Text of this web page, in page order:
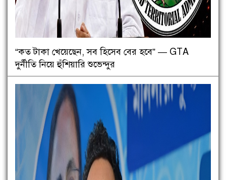
“কত টাকা খেয়েছেন, সব হিসেব বের হবে” — GTA
দুর্নীতি নিয়ে হুঁশিয়ারি শুভেন্দুর